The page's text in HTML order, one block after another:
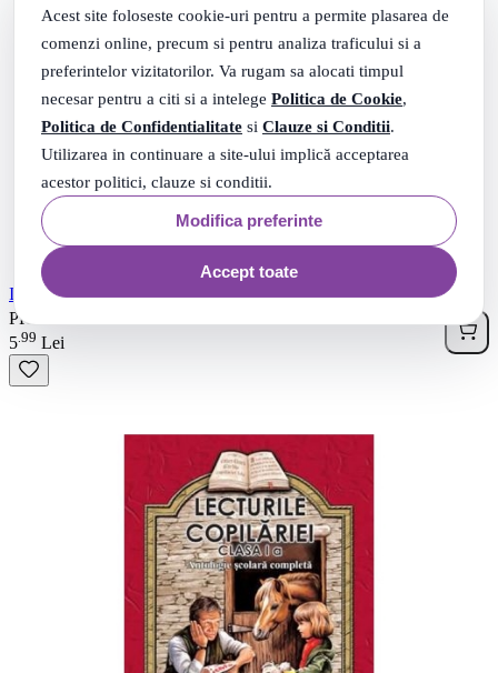
Acest site foloseste cookie-uri pentru a permite plasarea de
comenzi online, precum si pentru analiza traficului si a
preferintelor vizitatorilor. Va rugam sa alocati timpul
necesar pentru a citi si a intelege Politica de Cookie,
Politica de Confidentialitate si Clauze si Conditii.
Utilizarea in continuare a site-ului implică acceptarea
acestor politici, clauze si conditii.
Modifica preferinte
Accept toate
In tara Lectiilor Neinvatate - Lea Gheraskina
PRP: 10
5 99 Lei